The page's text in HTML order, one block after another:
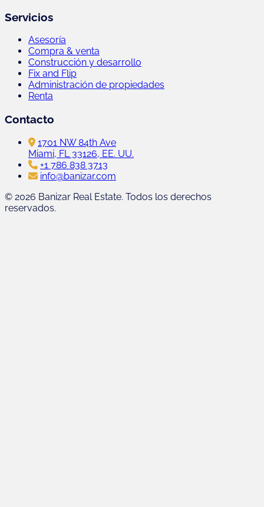
Servicios
Asesoría
Compra & venta
Construcción y desarrollo
Fix and Flip
Administración de propiedades
Renta
Contacto
1701 NW 84th Ave
Miami, FL 33126, EE. UU.
+1 786 838 3713
info@banizar.com
© 2026 Banizar Real Estate. Todos los derechos
reservados.